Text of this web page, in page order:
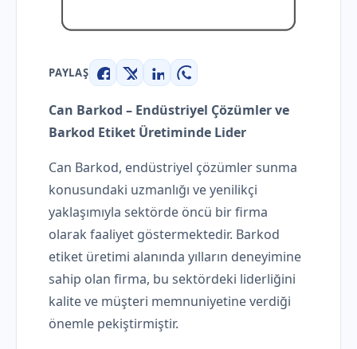
PAYLAŞ
Facebook
X LinkedInWhatsApp
Can Barkod – Endüstriyel Çözümler ve
Barkod Etiket Üretiminde Lider
Can Barkod, endüstriyel çözümler sunma
konusundaki uzmanlığı ve yenilikçi
yaklaşımıyla sektörde öncü bir firma
olarak faaliyet göstermektedir. Barkod
etiket üretimi alanında yılların deneyimine
sahip olan firma, bu sektördeki liderliğini
kalite ve müşteri memnuniyetine verdiği
önemle pekiştirmiştir.